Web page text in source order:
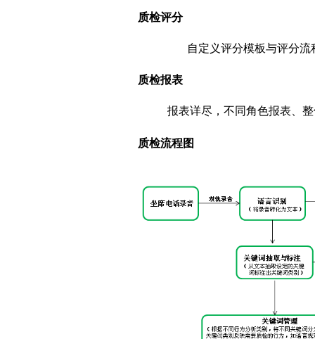
质检评分
自定义评分模板与评分
质检报表
报表详尽，不同角色报表、
质检流程图